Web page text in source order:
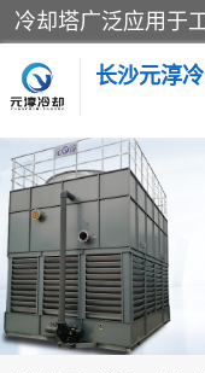
长沙元淳
方形开式冷却塔
闭式冷却塔
电控箱